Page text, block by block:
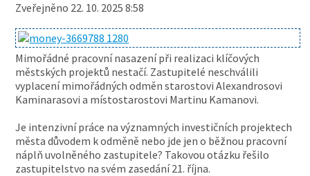
Zveřejněno 22. 10. 2025 8:58
Mimořádné pracovní nasazení při realizaci klíčových
městských projektů nestačí. Zastupitelé neschválili
vyplacení mimořádných odměn starostovi Alexandrosovi
Kaminarasovi a místostarostovi Martinu Kamanovi.
Je intenzivní práce na významných investičních projektech
města důvodem k odměně nebo jde jen o běžnou pracovní
náplň uvolněného zastupitele? Takovou otázku řešilo
zastupitelstvo na svém zasedání 21. října.